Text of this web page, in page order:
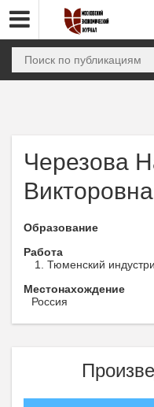
Черезова
Викторовна
Образование
Работа
Тюменский
Местонахождение
Россия